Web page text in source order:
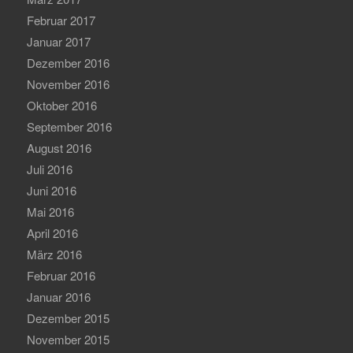
Februar 2017
Januar 2017
Dezember 2016
November 2016
Oktober 2016
September 2016
August 2016
Juli 2016
Juni 2016
Mai 2016
April 2016
März 2016
Februar 2016
Januar 2016
Dezember 2015
November 2015